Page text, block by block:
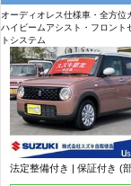
オーディオレス仕様車・全方位
ハイビームアシスト・フロント
トシステム
法定整備付き | 保証付き (